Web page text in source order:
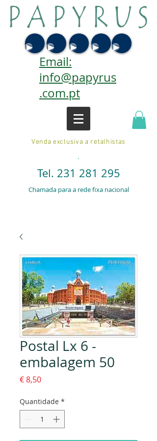
Email:
info@papyrus
.com.pt
Venda exclusiva a retalhistas
.
Tel. 231 281 295
Chamada para a rede fixa nacional
Postal Lx 6 -
embalagem 50
€ 8,50Preço
Quantidade *